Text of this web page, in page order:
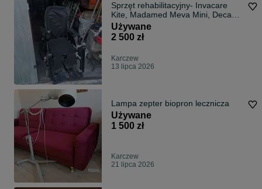
Sprzęt rehabilitacyjny- Invacare
Kite, Madamed Meva Mini, Decam
Marina
Używane
2 500 zł
Karczew
13 lipca 2026
Lampa zepter biopron lecznicza
Używane
1 500 zł
Karczew
21 lipca 2026